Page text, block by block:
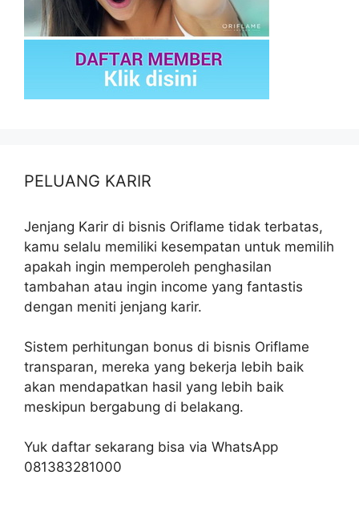
PELUANG KARIR
Jenjang Karir di bisnis Oriflame tidak terbatas,
kamu selalu memiliki kesempatan untuk memilih
apakah ingin memperoleh penghasilan
tambahan atau ingin income yang fantastis
dengan meniti jenjang karir.
Sistem perhitungan bonus di bisnis Oriflame
transparan, mereka yang bekerja lebih baik
akan mendapatkan hasil yang lebih baik
meskipun bergabung di belakang.
Yuk daftar sekarang bisa via WhatsApp
081383281000